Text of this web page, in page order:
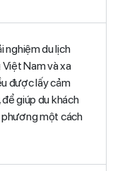
nghiệm du lịch
Nam và xa
được lấy cảm
để giúp du khách
phương một cách